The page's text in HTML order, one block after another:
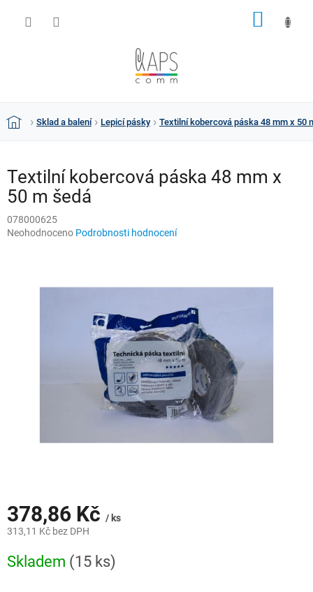
DomůSklad a balení Lepicí pásky Textilní kobercová páska 48 mm x 50
Textilní kobercová páska 48 mm x
50 m šedá
078000625
Průměrné
Neohodnoceno Podrobnosti hodnocení
378,86 Kč / ks
313,11 Kč bez DPH
cena:
Skladem (15 ks)